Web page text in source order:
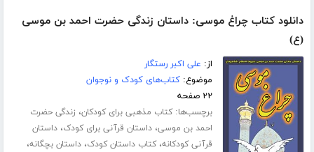
دانلود کتاب چراغ موسی: داستان زندگی حضرت احمد بن موسی
(ع)
از: علی اکبر رستگار
موضوع:کتاب‌های کودک و نوجوان
۲۲ صفحه
برچسب‌ها:کتاب مذهبی برای کودکان، زندگی حضرت
احمد بن موسی،داستان قرآنی برای کودک،داستان
قرآنی کودکانه،کتاب داستان کودک،داستان بچگانه،